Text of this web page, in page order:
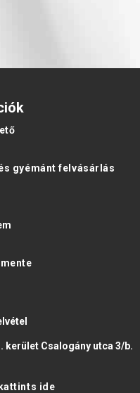
gyémánt felvásárlás
kerület Csalogány utca 3/b.
kattints ide